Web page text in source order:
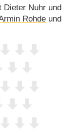
Dieter Nuhrund
Rohdeund